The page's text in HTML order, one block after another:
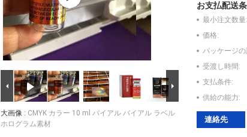
大画像 : CMYK カラー 10 ml バイアル バイアル ラベル
ホログラム素材
お支払配送
最小注文数量:
価格:
パッケージの
受渡し時間:
支払条件:
供給の能力:
連絡先